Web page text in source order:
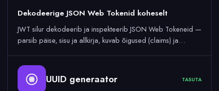
Dekodeerige JSON Web Tokenid koheselt
JWT silur dekodeerib ja inspekteerib JSON Web Tokeneid —
parsib päise, sisu ja allkirja, kuvab õigused (claims) ja…
UUID generaator TASUTA